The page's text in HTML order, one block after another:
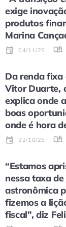
exige
produtos
Marina
04/11/25
Da renda fixa
Vitor Duarte,
explica onde
boas
onde é hora
22/10/25
“Estamos
nessa taxa
astronômica
fizemos a
fiscal”, diz